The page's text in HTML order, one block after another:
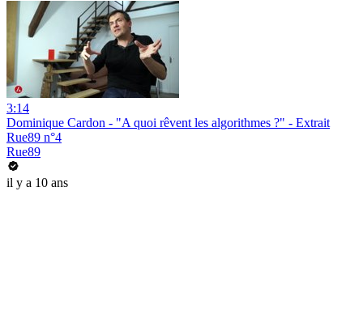
3:14
Dominique Cardon - "A quoi rêvent les algorithmes ?" - Extrait
Rue89 n°4
Rue89
il y a 10 ans